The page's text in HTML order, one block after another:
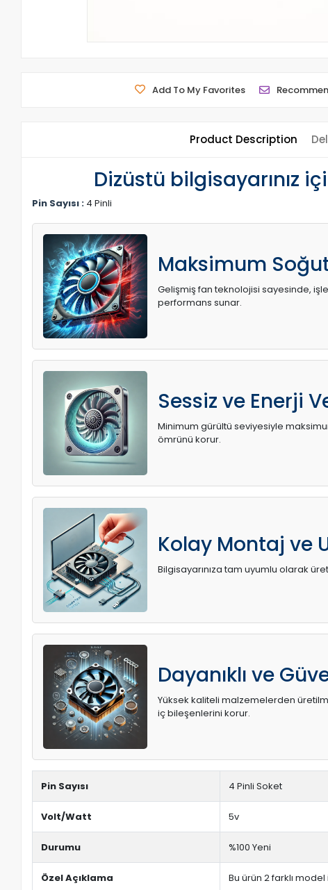
Add To My Favorites
Product Description
Dizüstü bilgisayarınız
Pin Sayısı : 4 Pinli
Maksimum
Gelişmiş fan teknolojisi sayesinde,
performans sunar.
Sessiz ve Enerji
Minimum gürültü seviyesiyle
ömrünü korur.
Kolay Montaj ve
Bilgisayarınıza tam uyumlu olarak
Dayanıklı ve
Yüksek kaliteli malzemelerden
iç bileşenlerini korur.
Pin Sayısı 4 Pinli Soket
Volt/Watt 5v
Durumu %100 Yeni
Özel Açıklama Bu ürün 2 farklı